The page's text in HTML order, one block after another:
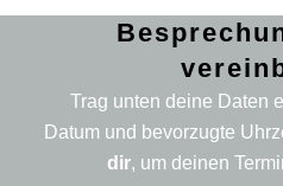
Trag unten deine Daten
Datum und bevorzugte
dir, um deinen